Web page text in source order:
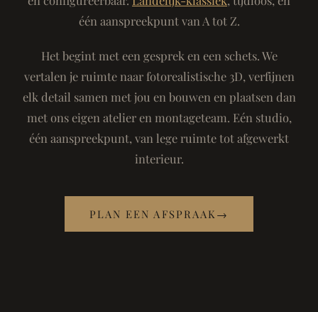
één aanspreekpunt van A tot Z.
Het begint met een gesprek en een schets. We
vertalen je ruimte naar fotorealistische 3D, verfijnen
elk detail samen met jou en bouwen en plaatsen dan
met ons eigen atelier en montageteam. Eén studio,
één aanspreekpunt, van lege ruimte tot afgewerkt
interieur.
PLAN EEN AFSPRAAK →